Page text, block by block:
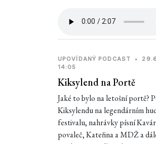
UPOVÍDANÝ PODCAST •
14:05
Kiksylend na Portě
Jaké to bylo na letošní portě?
Kiksylendu na legendárním
festivalu, nahrávky písní
povaleč, Kateřina a MDŽ a